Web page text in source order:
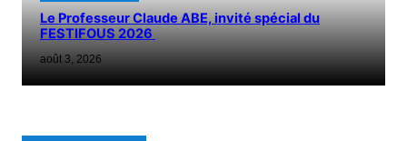
Le Professeur Claude ABE, invité spécial du
FESTIFOUS 2026
août 3, 2026